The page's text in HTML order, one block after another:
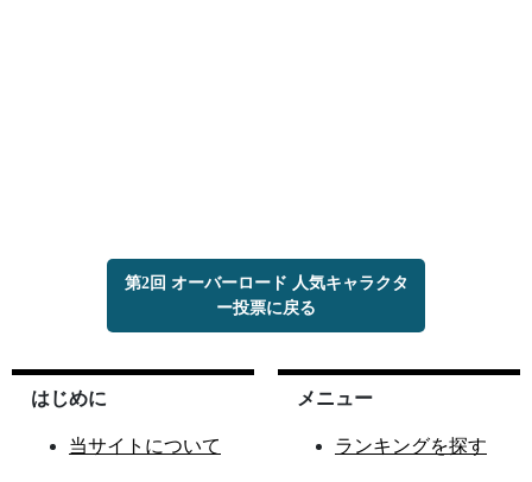
第2回 オーバーロード 人気キャラクタ
ー投票に戻る
はじめに
当サイトについて
メニュー
ランキングを探す